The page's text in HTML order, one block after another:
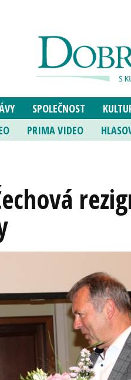
SPOLEČNOST
PRIMA VIDEO